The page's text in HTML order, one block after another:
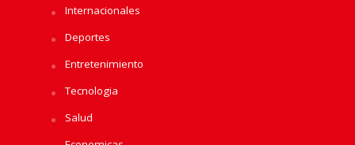
Internacionales
Deportes
Entretenimiento
Tecnologia
Salud